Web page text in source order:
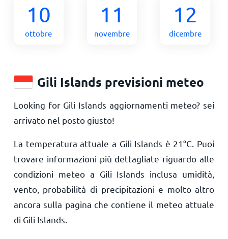
10
ottobre
11
novembre
12
dicembre
Gili Islands previsioni meteo
Looking for Gili Islands aggiornamenti meteo? sei
arrivato nel posto giusto!
La temperatura attuale a Gili Islands è 21°C . Puoi
trovare informazioni più dettagliate riguardo alle
condizioni meteo a Gili Islands inclusa umidità,
vento, probabilità di precipitazioni e molto altro
ancora sulla pagina che contiene il meteo attuale
di Gili Islands.